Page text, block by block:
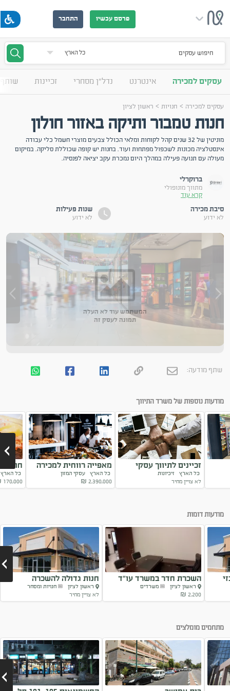
פרסם עכשיו התחבר
חיפוש עסקים
עסקים למכירה אינטרנט נדל"ן מסחרי זכיינות
עסקים למכירה > חנויות> ראשון לציון
חנות טמבור ותיקה באזור חולון
מוניטין של 32 שנים קהל לקוחות ומלאי הכולל צבעים מוצרי חשמל כלי עבודה
אינסטלציה מכונות לשכפול מפתחות ועוד. בחנות יש קופה שכוללת סליקה. במיקום
מעולה עם תנועה פעילה במהלך היום נמכרת עקב יציאה לפנסיה.
ברוקרלי
מתווך מונופולי
קרא עוד
סיבת מכירה
לא ידוע
שנות פעילות
לא ידוע
המשתמש עוד לא העלה
תמונה לעסק זה
שתף מודעה:
מודעות נוספות של משרד התיווך
זכיינים לתיווך עסקי
במותג המוביל
כל הארץ זיכיונות
לא צויין מחיר
מאפייה רווחית למכירה
במרכז הארץ
כל הארץ עסקי המזון
2,390,000
₪
כל
170,000
מודעות דומות
השכרת חדר במשרד עו”ד
ראשון לציון
משרדים
2,200 ₪
חנות גדולה להשכרה
ראשון לציון
חנויות ומסחר
לא צויין מחיר
מתחמים מומלצים